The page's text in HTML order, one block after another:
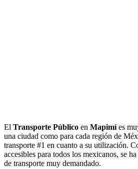
El Transporte Público en Mapimíes
una ciudad como para cada región de
transporte #1 en cuanto a su utilización.
accesibles para todos los mexicanos, se
de transporte muy demandado.